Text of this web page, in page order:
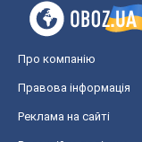
Про компанію
Правова інформація
Реклама на сайті